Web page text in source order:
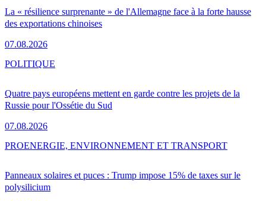
La « résilience surprenante » de l'Allemagne face à la forte hausse
des exportations chinoises
07.08.2026
Quatre pays européens mettent en garde contre les projets de la
Russie pour l'Ossétie du Sud
07.08.2026
POLITIQUE
Panneaux solaires et puces : Trump impose 15% de taxes sur le
polysilicium
PROENERGIE, ENVIRONNEMENT ET TRANSPORT